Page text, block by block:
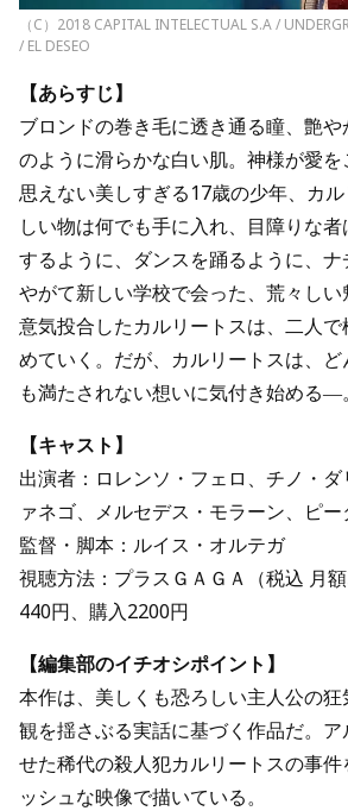
（C）2018 CAPITAL INTELECTUAL S.A /
/ EL DESEO
【あらすじ】
ブロンドの巻き毛に透き通る瞳、艶
のように滑らかな白い肌。神様が愛
思えない美しすぎる17歳の少年、カ
しい物は何でも手に入れ、目障りな
するように、ダンスを踊るように、ナ
やがて新しい学校で会った、荒々し
意気投合したカルリートスは、二人
めていく。だが、カルリートスは、
も満たされない想いに気付き始める―。
【キャスト】
出演者：ロレンソ・フェロ、チノ・
ァネゴ、メルセデス・モラーン、ピ
監督・脚本：ルイス・オルテガ
視聴方法：プラスＧＡＧＡ（税込 月
440円、購入2200円
【編集部のイチオシポイント】
本作は、美しくも恐ろしい主人公の
観を揺さぶる実話に基づく作品だ。
せた稀代の殺人犯カルリートスの事件
ッシュな映像で描いている。